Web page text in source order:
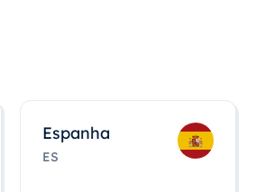
Espanha
ES